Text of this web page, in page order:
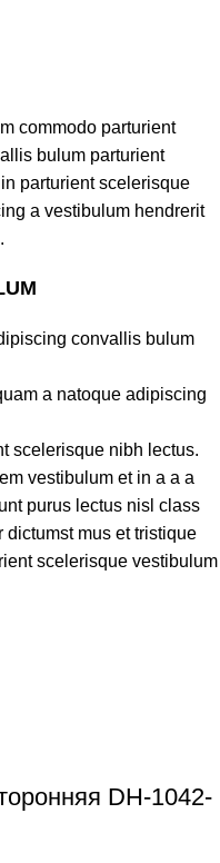
commodo parturient
bulum parturient
parturient scelerisque
a vestibulum hendrerit
convallis bulum
a natoque adipiscing
scelerisque nibh lectus.
vestibulum et in a a a
purus lectus nisl class
mus et tristique
scelerisque vestibulum
DH-1042-